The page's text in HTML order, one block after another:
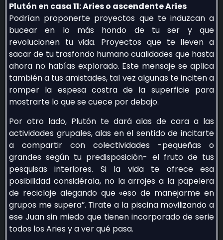
Plutón en casa 11: Aries o ascendente Aries
Podrían proponerte proyectos que te induzcan a
bucear en lo más hondo de tu ser y que
revolucionen tu vida. Proyectos que te lleven a
sacar de tu trasfondo humano cualidades que hasta
ahora no habías explorado. Este mensaje se aplica
también a tus amistades, tal vez algunas te inciten a
romper la espesa costra de la superficie para
mostrarte lo que se cuece por debajo.
Por otro lado, Plutón te dará alas de cara a las
actividades grupales, alas en el sentido de incitarte
a compartir con colectividades -pequeñas o
grandes según tu predisposición- el fruto de tus
pesquisas interiores. Si la vida te ofrece esa
posibilidad considérala, no la arrojes a la papelera
de reciclaje alegando que «eso de manejarme en
grupos me supera”. Tirate a la piscina movilizando a
ese Juan sin miedo que tienen incorporado de serie
todos los Aries y a ver qué pasa.